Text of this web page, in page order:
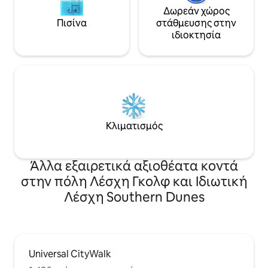
Πισίνα
Δωρεάν χώρος
στάθμευσης στην
ιδιοκτησία
Κλιματισμός
Άλλα εξαιρετικά αξιοθέατα κοντά
στην πόλη Λέσχη Γκολφ και Ιδιωτική
Λέσχη Southern Dunes
Universal CityWalk